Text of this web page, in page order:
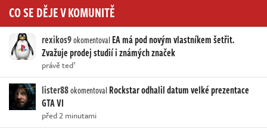
CO SE DĚJE V KOMUNITĚ
rexikos9okomentoval EA má pod novým vlastníkem šetřit.
Zvažuje prodej studií i známých značek
právě teď
lister88okomentoval Rockstar odhalil datum velké prezentace
GTA VI
před 2 minutami